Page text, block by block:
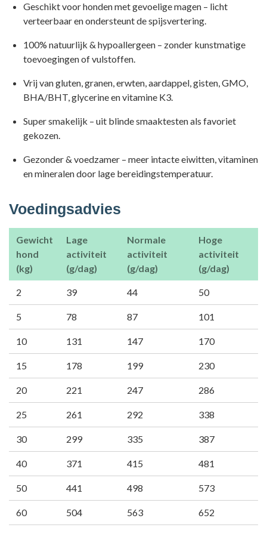
Geschikt voor honden met gevoelige magen – licht
verteerbaar en ondersteunt de spijsvertering.
100% natuurlijk & hypoallergeen – zonder kunstmatige
toevoegingen of vulstoffen.
Vrij van gluten, granen, erwten, aardappel, gisten, GMO,
BHA/BHT, glycerine en vitamine K3.
Super smakelijk – uit blinde smaaktesten als favoriet
gekozen.
Gezonder & voedzamer – meer intacte eiwitten, vitaminen
en mineralen door lage bereidingstemperatuur.
Voedingsadvies
Gewicht
hond
(kg)
Lage
activiteit
(g/dag)
Normale
activiteit
(g/dag)
Hoge
activiteit
(g/dag)
2 39 44 50
5 78 87 101
10 131 147 170
15 178 199 230
20 221 247 286
25 261 292 338
30 299 335 387
40 371 415 481
50 441 498 573
60 504 563 652